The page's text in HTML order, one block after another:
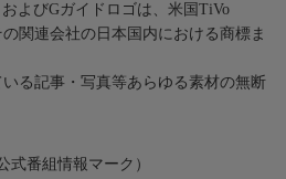
よびGガイドロゴは、米国TiVo
関連会社の日本国内における商標ま
る記事・写真等あらゆる素材の無断
式番組情報マーク）